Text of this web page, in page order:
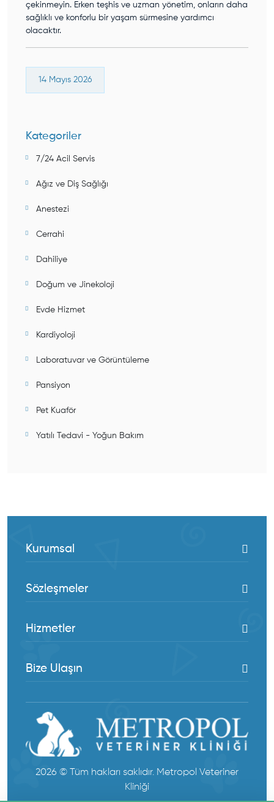
çekinmeyin. Erken teşhis ve uzman yönetim, onların daha
sağlıklı ve konforlu bir yaşam sürmesine yardımcı
olacaktır.
14 Mayıs 2026
Kategoriler
7/24 Acil Servis
Ağız ve Diş Sağlığı
Anestezi
Cerrahi
Dahiliye
Doğum ve Jinekoloji
Evde Hizmet
Kardiyoloji
Laboratuvar ve Görüntüleme
Pansiyon
Pet Kuaför
Yatılı Tedavi - Yoğun Bakım
Kurumsal
Sözleşmeler
Hizmetler
Bize Ulaşın
2026 © Tüm hakları saklıdır. Metropol Veteriner
Kliniği